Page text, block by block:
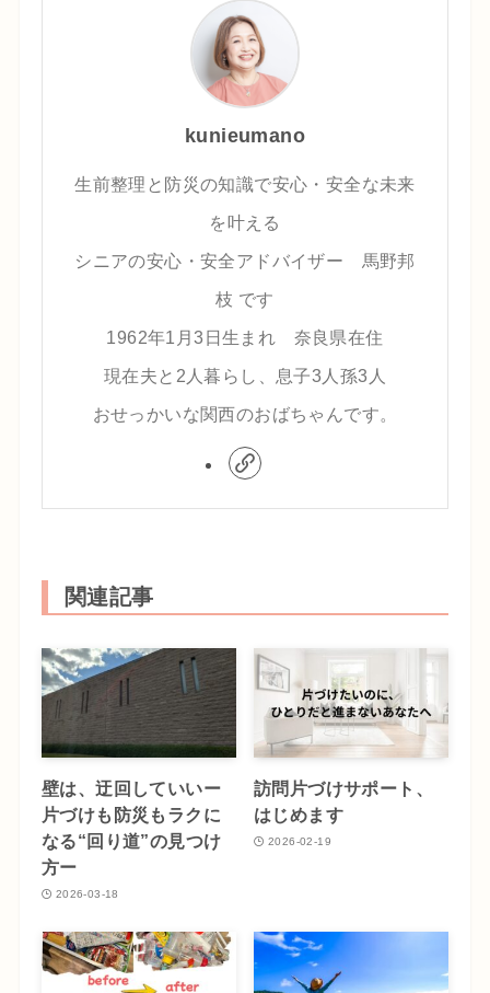
kunieumano
生前整理と防災の知識で安心・安全な未来
を叶える
シニアの安心・安全アドバイザー 馬野邦
枝 です
1962年1月3日生まれ 奈良県在住
現在夫と2人暮らし、息子3人孫3人
おせっかいな関西のおばちゃんです。
関連記事
壁は、迂回していいー
片づけも防災もラクに
なる“回り道”の見つけ
方ー
2026-03-18
訪問片づけサポート、
はじめます
2026-02-19